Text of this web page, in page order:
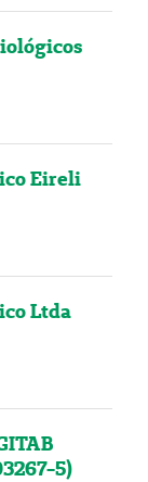
Eireli
Ltda
5)